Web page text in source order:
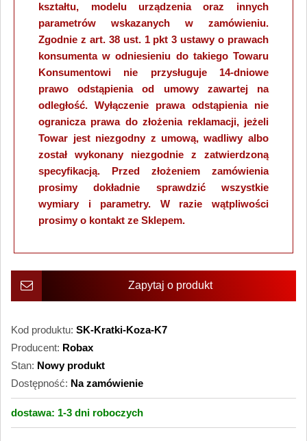
kształtu, modelu urządzenia oraz innych
parametrów wskazanych w zamówieniu.
Zgodnie z art. 38 ust. 1 pkt 3 ustawy o prawach
konsumenta w odniesieniu do takiego Towaru
Konsumentowi nie przysługuje 14-dniowe
prawo odstąpienia od umowy zawartej na
odległość. Wyłączenie prawa odstąpienia nie
ogranicza prawa do złożenia reklamacji, jeżeli
Towar jest niezgodny z umową, wadliwy albo
został wykonany niezgodnie z zatwierdzoną
specyfikacją. Przed złożeniem zamówienia
prosimy dokładnie sprawdzić wszystkie
wymiary i parametry. W razie wątpliwości
prosimy o kontakt ze Sklepem.
Zapytaj o produkt
Kod produktu: SK-Kratki-Koza-K7
Producent: Robax
Stan: Nowy produkt
Dostępność: Na zamówienie
dostawa: 1-3 dni roboczych